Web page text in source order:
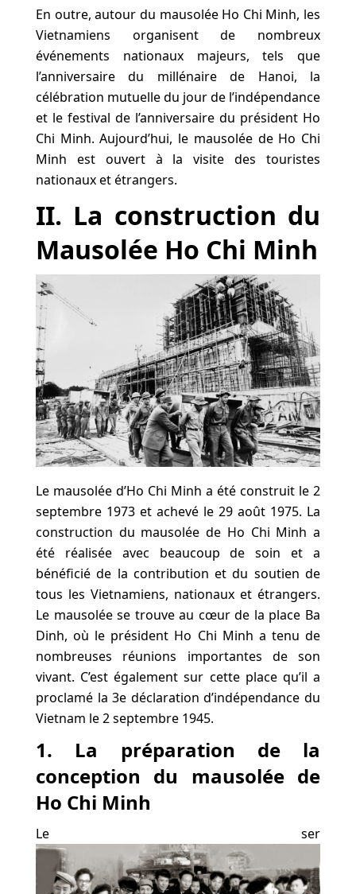
En outre, autour du mausolée Ho Chi Minh, les
Vietnamiens organisent de nombreux
événements nationaux majeurs, tels que
l’anniversaire du millénaire de Hanoi, la
célébration mutuelle du jour de l’indépendance
et le festival de l’anniversaire du président Ho
Chi Minh. Aujourd’hui, le mausolée de Ho Chi
Minh est ouvert à la visite des touristes
nationaux et étrangers.
II. La construction du
Mausolée Ho Chi Minh
Le mausolée d’Ho Chi Minh a été construit le 2
septembre 1973 et achevé le 29 août 1975. La
construction du mausolée de Ho Chi Minh a
été réalisée avec beaucoup de soin et a
bénéficié de la contribution et du soutien de
tous les Vietnamiens, nationaux et étrangers.
Le mausolée se trouve au cœur de la place Ba
Dinh, où le président Ho Chi Minh a tenu de
nombreuses réunions importantes de son
vivant. C’est également sur cette place qu’il a
proclamé la 3e déclaration d’indépendance du
Vietnam le 2 septembre 1945.
1. La préparation de la
conception du mausolée de
Ho Chi Minh
Le ser